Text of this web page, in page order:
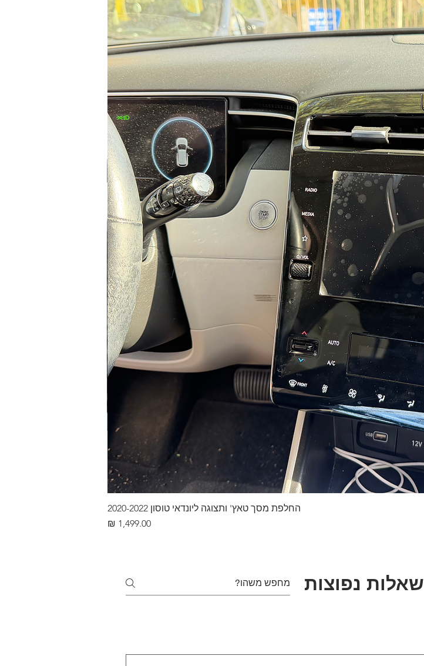
החלפת מסך טאץ' ותצוגה ליונדאי טוסון 2020-2022
מחיר
שאלות נפוצות